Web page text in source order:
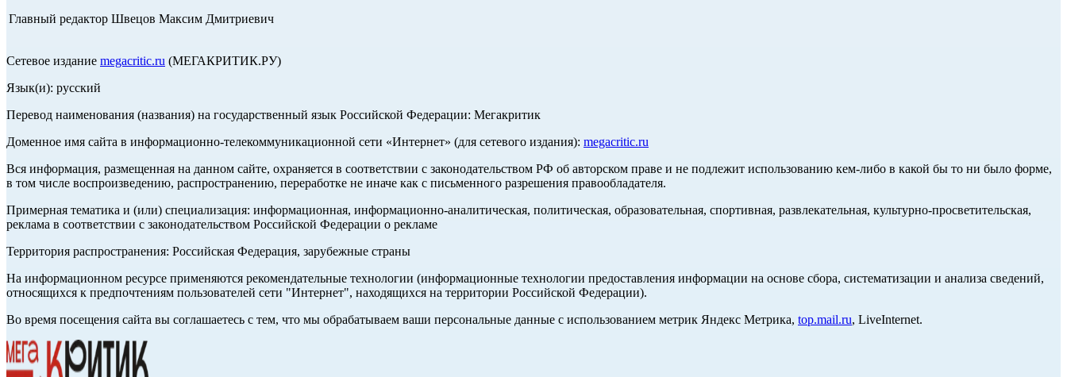
Главный редактор Швецов Максим Дмитриевич
Сетевое издание megacritic.ru (МЕГАКРИТИК.РУ)
Язык(и): русский
Перевод наименования (названия) на государственный язык Российской Федерации: Мегакритик
Доменное имя сайта в информационно-телекоммуникационной сети «Интернет» (для сетевого издания): megacritic.ru
Вся информация, размещенная на данном сайте, охраняется в соответствии с законодательством РФ об авторском праве и не подлежит использованию кем-либо в какой бы то ни было форме,
в том числе воспроизведению, распространению, переработке не иначе как с письменного разрешения правообладателя.
Примерная тематика и (или) специализация: информационная, информационно-аналитическая, политическая, образовательная, спортивная, развлекательная, культурно-просветительская,
реклама в соответствии с законодательством Российской Федерации о рекламе
Территория распространения: Российская Федерация, зарубежные страны
На информационном ресурсе применяются рекомендательные технологии (информационные технологии предоставления информации на основе сбора, систематизации и анализа сведений,
относящихся к предпочтениям пользователей сети "Интернет", находящихся на территории Российской Федерации).
Во время посещения сайта вы соглашаетесь с тем, что мы обрабатываем ваши персональные данные с использованием метрик Яндекс Метрика, top.mail.ru, LiveInternet.